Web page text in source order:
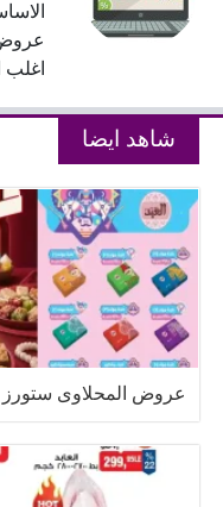
اغلب
شاهد ايضا
عروض المحلاوى ستورز من 9 اغسطس 2026 حلاوة